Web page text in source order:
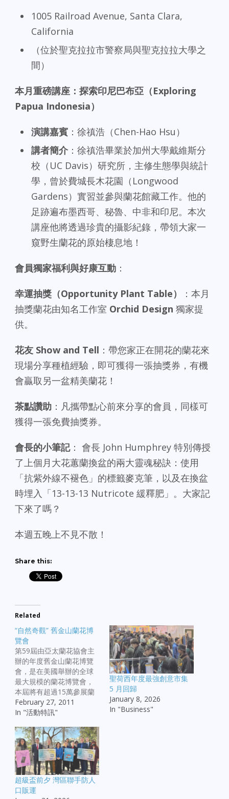
1005 Railroad Avenue, Santa Clara,
California
（位於聖克拉拉市警察局與聖克拉拉大學之
間）
本月重磅講座：探索印尼巴布亞（Exploring
Papua Indonesia）
演講嘉賓 ：徐禛浩（Chen-Hao Hsu）
講者簡介：徐禛浩畢業於加州大學戴維斯分
校（UC Davis）研究所，主修生態學與統計
學，曾於費城長木花園（Longwood
Gardens）實習並參與蘭花館藏工作。他的
足跡遍布墨西哥、秘魯、中非和印尼。本次
講座他將透過珍貴的攝影紀錄，帶領大家一
窺野生蘭花的原始棲息地！
會員獨家福利與好康互動 ：
幸運抽獎（Opportunity Plant Table）
：本月
抽獎蘭花由知名工作室 Orchid Design 獨家提
供。
花友 Show and Tell ：帶您家正在開花的蘭花來
現場分享種植經驗，即可獲得一張抽獎券，有機
會贏取另一盆精美蘭花！
茶點讚助 ：凡攜帶點心前來分享的會員，同樣可
獲得一張免費抽獎券。
會長的小筆記： 會長 John Humphrey 特別傳授
了上個月大花蕙蘭換盆的兩大靈魂秘訣：使用
「抗紫外線不褪色」的標籤麥克筆，以及在換盆
時埋入「13-13-13 Nutricote 緩釋肥」。大家記
下來了嗎？
本週五晚上不見不散！
Share this:
Related
“自然奇觀” 舊金山蘭花博
覽會
第59屆由亞太蘭花協會主
辦的年度舊金山蘭花博覽
會，是在美國舉辦的全球
最大規模的蘭花博覽會，
本屆將有超過15萬參展蘭
花，形態各異，顏色豐
富。
February 27, 2011
In "活動特訊"
聖荷西年度最強創意市集
5 月回歸
January 8, 2026
In "Business"
超級盃前夕 灣區聯手防人
口販運